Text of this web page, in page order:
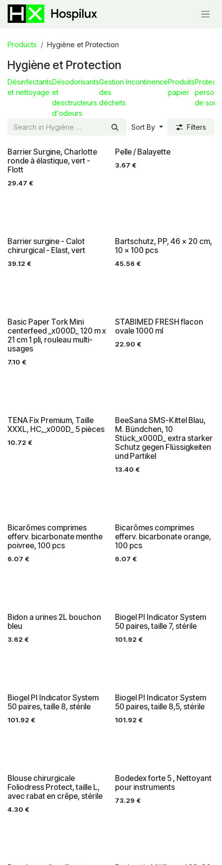
Skip to Content
Products Hygiène et Protection
Hygiène et Protection
Désinfectants
et nettoyage
Désodorisants
et
desctructeurs
d'odeurs
Gestion
des
déchets
IncontinenceProduits
papier
de soins
Sort By Filters
Barrier Surgine, Charlotte
ronde à élastique, vert -
Flott
29.47 €
Pelle / Balayette
3.67 €
Barrier surgine - Calot
chirurgical - Elast, vert
39.12 €
Bartschutz, PP, 46 x 20 cm,
10 x 100 pcs
45.56 €
Basic Paper Tork Mini
centerfeed _x000D_ 120 m x
21 cm 1 pli, rouleau multi-
usages
7.10 €
STABIMED FRESH flacon
ovale 1000 ml
22.90 €
TENA Fix Premium, Taille
XXXL, HC,_x000D_ 5 pièces
10.72 €
BeeSana SMS-Kittel Blau,
M. Bündchen, 10
Stück_x000D_ extra starker
Schutz gegen Flüssigkeiten
und Partikel
13.40 €
Bicarômes comprimes
efferv. bicarbonate menthe
poivree, 100 pcs
6.07 €
Bicarômes comprimes
efferv. bicarbonate orange,
100 pcs
6.07 €
Bidon a urines 2L bouchon
bleu
3.62 €
Biogel PI Indicator System
50 paires, taille 7, stérile
101.92 €
Biogel PI Indicator System
50 paires, taille 8, stérile
101.92 €
Biogel PI Indicator System
50 paires, taille 8,5, stérile
101.92 €
Blouse chirurgicale
Foliodress Protect, taille L,
avec rabat en crêpe, stérile
4.30 €
Bodedex forte 5 , Nettoyant
pour instruments
73.29 €